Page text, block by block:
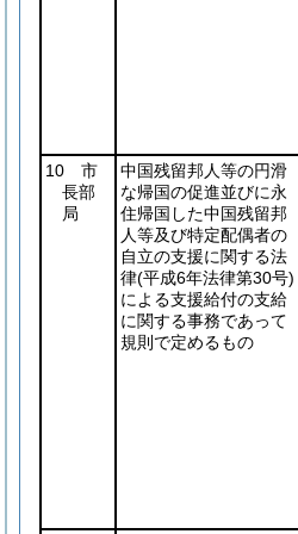
10 市
長部
局
中国残留邦人等の円滑
な帰国の促進並びに永
住帰国した中国残留邦
人等及び特定配偶者の
自立の支援に関する法
律(平成6年法律第30号)
による支援給付の支給
に関する事務であって
規則で定めるもの